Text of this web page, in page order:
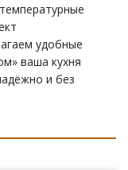
удобные
ваша кухня
и без